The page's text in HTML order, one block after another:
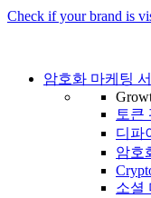
Check if your brand is
암호화 마케팅
토큰
디파
암호
소셜